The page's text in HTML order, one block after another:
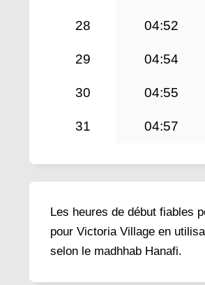
28 04:52
29 04:54
30 04:55
31 04:57
Les heures de début fiables
pour Victoria Village en
selon le madhhab Hanafi.